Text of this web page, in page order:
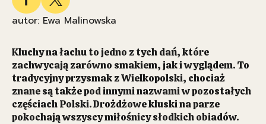
autor: Ewa Malinowska
Kluchy na łachu to jedno z tych dań, które
zachwycają zarówno smakiem, jak i wyglądem. To
tradycyjny przysmak z Wielkopolski, chociaż
znane są także pod innymi nazwami w pozostałych
częściach Polski. Drożdżowe kluski na parze
pokochają wszyscy miłośnicy słodkich obiadów.